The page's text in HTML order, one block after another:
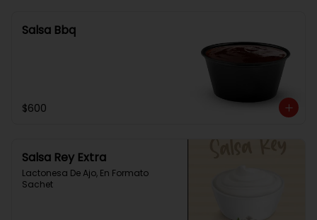
Salsa Bbq
$600
Salsa Rey Extra
Lactonesa De Ajo, En Formato
Sachet